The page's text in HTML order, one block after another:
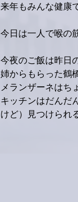
来年もみんな健康
今日は一人で喉の
今夜のご飯は昨日
姉からもらった鶴
メランザーネはち
キッチンはだんだ
けど）見つけられ